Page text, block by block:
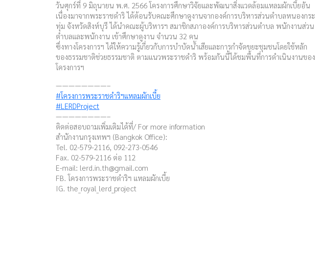
วันศุกร์ที่ 9 มิถุนายน พ.ศ. 2566 โครงการศึกษาวิจัยและพัฒนาสิ่งแวดล้อมแหลมผักเบี้ยอัน
เนื่องมาจากพระราชดำริ ได้ต้อนรับคณะศึกษาดูงานจากองค์การบริหารส่วนตำบลหนองกระ
ทุ่ม จังหวัดสิงห์บุรี ได้นำคณะผู้บริหารฯ สมาชิกสภาองค์การบริหารส่วนตำบล พนักงานส่วน
ตำบลและพนักงาน เข้าศึกษาดูงาน จำนวน 32 คน
ซึ่งทางโครงการฯ ได้ให้ความรู้เกี่ยวกับการบำบัดน้ำเสียและการกำจัดขยะชุมชนโดยใช้หลัก
ของธรรมชาติช่วยธรรมชาติ ตามแนวพระราชดำริ พร้อมกันนี้ได้ชมพื้นที่การดำเนินงานของ
โครงการฯ
————————–
#โครงการพระราชดำริฯแหลมผักเบี้ย
#LERDProject
————————–
ติดต่อสอบถามเพิ่มเติมได้ที่/ For more information
สำนักงานกรุงเทพฯ (Bangkok Office):
Tel. 02-579-2116, 092-273-0546
Fax. 02-579-2116 ต่อ 112
E-mail: lerd.in.th@gmail.com
FB. โครงการพระราชดำริฯ แหลมผักเบี้ย
IG. the_royal_lerd_project